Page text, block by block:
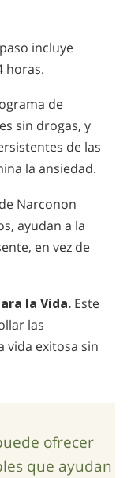
incluye
horas.
de
sin drogas, y
de las
la ansiedad.
Narconon
ayudan a la
en vez de
la Vida. Este
las
vida exitosa sin
ofrecer
que ayudan